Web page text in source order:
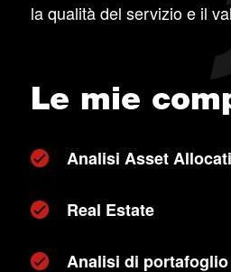
la qualità del servizio e il
Le mie
Analisi Asset
Real Estate
Analisi di